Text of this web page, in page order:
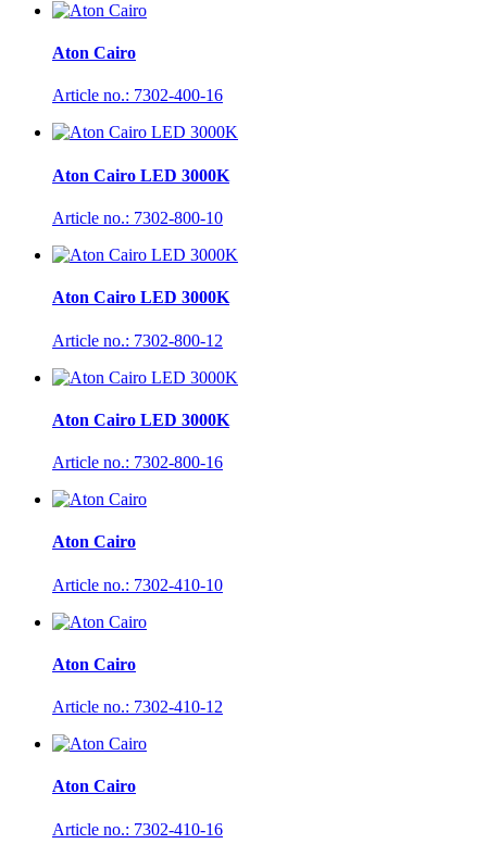
Aton Cairo
Article no.: 7302-400-16
Aton Cairo LED 3000K
Article no.: 7302-800-10
Aton Cairo LED 3000K
Article no.: 7302-800-12
Aton Cairo LED 3000K
Article no.: 7302-800-16
Aton Cairo
Article no.: 7302-410-10
Aton Cairo
Article no.: 7302-410-12
Aton Cairo
Article no.: 7302-410-16